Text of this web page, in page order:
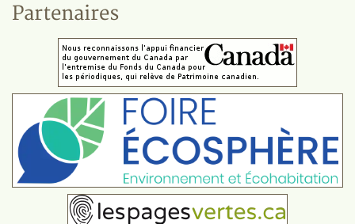
Partenaires